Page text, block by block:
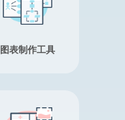
图表制作工具